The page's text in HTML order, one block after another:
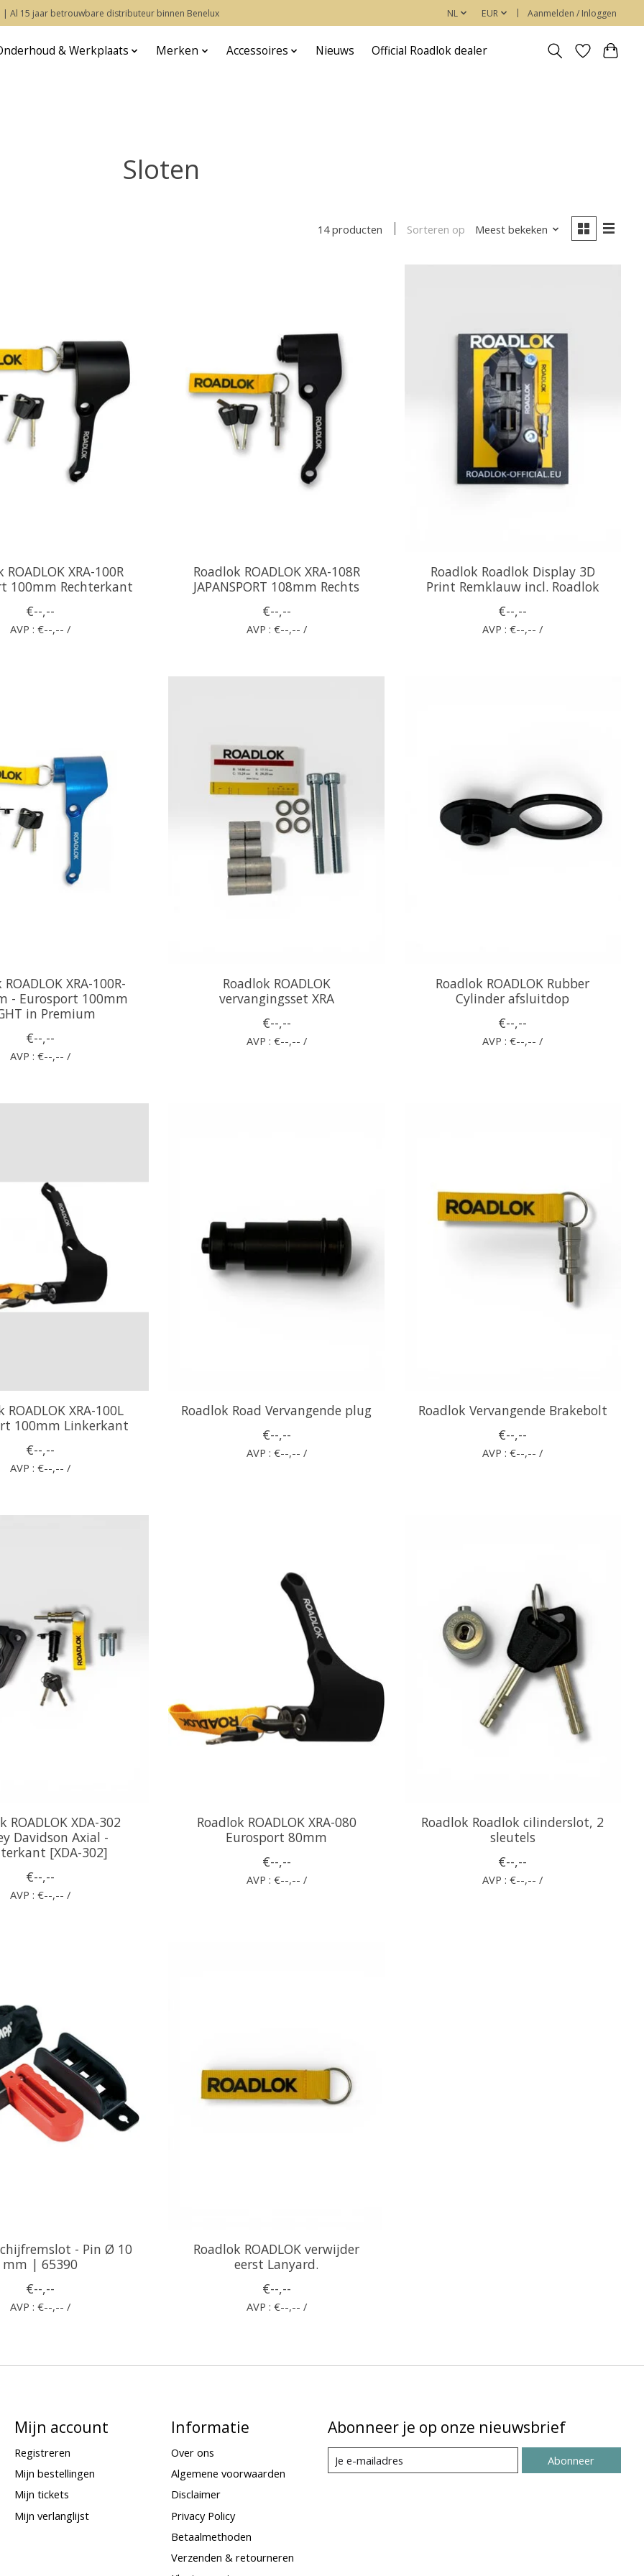
| Al 15 jaar betrouwbare distributeur binnen Benelux NL EUR Aanmelden / Inloggen
& Werkplaats Merken Accessoires Nieuws Official Roadlok dealer
Sloten
14 producten Sorteren op Meest bekeken
ROADLOK XRA-100R
100mm Rechterkant
€--,--
AVP : €--,-- /
Roadlok ROADLOK XRA-108R
JAPANSPORT 108mm Rechts
€--,--
AVP : €--,-- /
Roadlok Roadlok Display 3D
Print Remklauw incl. Roadlok
€--,--
AVP : €--,-- /
XRA-100R-
- Eurosport 100mm
in Premium
€--,--
AVP : €--,-- /
Roadlok ROADLOK
vervangingsset XRA
€--,--
AVP : €--,-- /
Roadlok ROADLOK Rubber
Cylinder afsluitdop
€--,--
AVP : €--,-- /
ROADLOK XRA-100L
100mm Linkerkant
€--,--
AVP : €--,-- /
Roadlok Road Vervangende plug
€--,--
AVP : €--,-- /
Roadlok Vervangende Brakebolt
€--,--
AVP : €--,-- /
ROADLOK XDA-302
Davidson Axial -
[XDA-302]
€--,--
AVP : €--,-- /
Roadlok ROADLOK XRA-080
Eurosport 80mm
€--,--
AVP : €--,-- /
Roadlok Roadlok cilinderslot, 2
sleutels
€--,--
AVP : €--,-- /
- Pin Ø 10
mm | 65390
€--,--
AVP : €--,-- /
Roadlok ROADLOK verwijder
eerst Lanyard.
€--,--
AVP : €--,-- /
Mijn account
Registreren
Mijn bestellingen
Mijn tickets
Mijn verlanglijst
Informatie
Over ons
Algemene voorwaarden
Disclaimer
Privacy Policy
Betaalmethoden
Verzenden & retourneren
Abonneer je op onze nieuwsbrief
Abonneer